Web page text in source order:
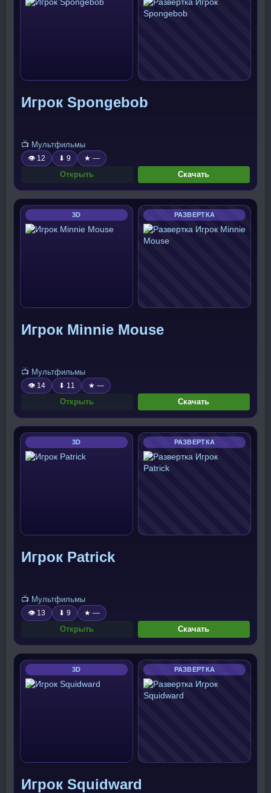
Игрок Spongebob
📺 Мультфильмы
👁 12 ⬇ 9 ★ —
Открыть Скачать
3D РАЗВЕРТКА
Игрок Minnie Mouse
📺 Мультфильмы
👁 14 ⬇ 11 ★ —
Открыть Скачать
3D РАЗВЕРТКА
Игрок Patrick
📺 Мультфильмы
👁 13 ⬇ 9 ★ —
Открыть Скачать
3D РАЗВЕРТКА
Игрок Squidward